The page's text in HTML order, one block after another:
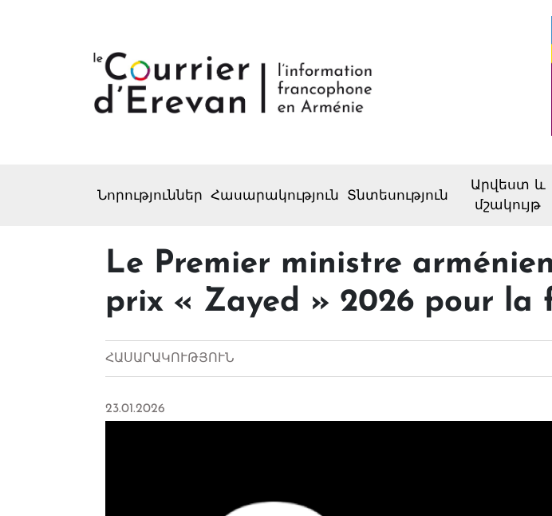
Նորություններ Հասարակություն Տնտեսություն
Արվեստ և
մշակույթ
Le Premier ministre
prix « Zayed » 2026 pour la
ՀԱՍԱՐԱԿՈՒԹՅՈՒՆ
23.01.2026